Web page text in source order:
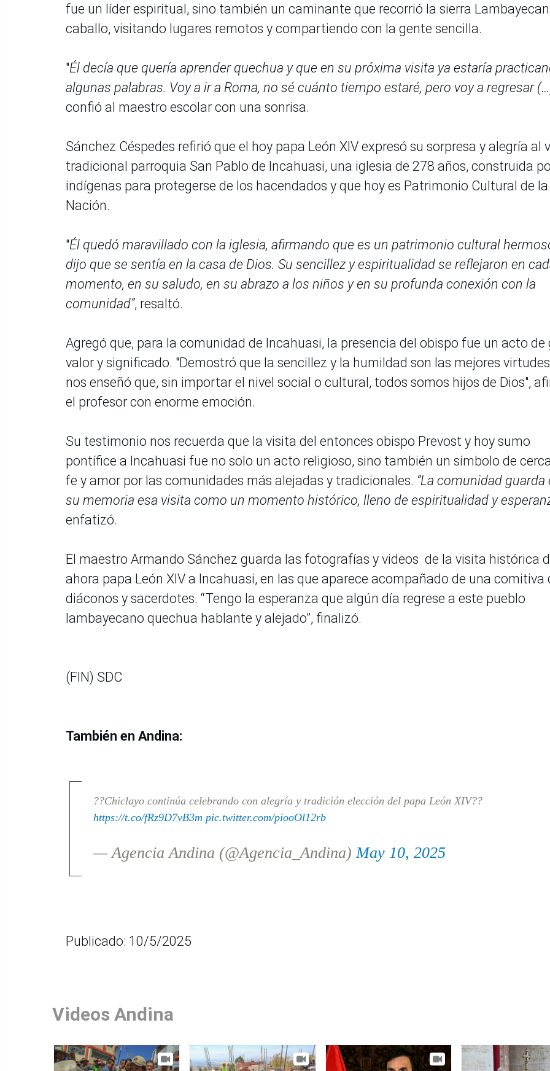
fue un líder espiritual, sino también un caminante que recorrió la sierra
caballo, visitando lugares remotos y compartiendo con la gente sencilla.
"Él decía que quería aprender quechua y que en su próxima visita ya estaría
algunas palabras. Voy a ir a Roma, no sé cuánto tiempo estaré, pero voy a regresar
confió al maestro escolar con una sonrisa.
Sánchez Céspedes refirió que el hoy papa León XIV expresó su sorpresa y alegría al
tradicional parroquia San Pablo de Incahuasi, una iglesia de 278 años, construida
indígenas para protegerse de los hacendados y que hoy es Patrimonio Cultural de la
Nación.
"Él quedó maravillado con la iglesia, afirmando que es un patrimonio cultural
dijo que se sentía en la casa de Dios. Su sencillez y espiritualidad se reflejaron en
momento, en su saludo, en su abrazo a los niños y en su profunda conexión con la
comunidad”, resaltó.
Agregó que, para la comunidad de Incahuasi, la presencia del obispo fue un acto de
valor y significado. "Demostró que la sencillez y la humildad son las mejores
nos enseñó que, sin importar el nivel social o cultural, todos somos hijos de Dios",
el profesor con enorme emoción.
Su testimonio nos recuerda que la visita del entonces obispo Prevost y hoy sumo
pontífice a Incahuasi fue no solo un acto religioso, sino también un símbolo de
fe y amor por las comunidades más alejadas y tradicionales. “La comunidad guarda
su memoria esa visita como un momento histórico, lleno de espiritualidad y
enfatizó.
El maestro Armando Sánchez guarda las fotografías y videos de la visita histórica
ahora papa León XIV a Incahuasi, en las que aparece acompañado de una comitiva
diáconos y sacerdotes. “Tengo la esperanza que algún día regrese a este pueblo
lambayecano quechua hablante y alejado”, finalizó.
(FIN) SDC
También en Andina:
??Chiclayo continúa celebrando con alegría y tradición elección del papa León XIV??
https://t.co/fRz9D7vB3m pic.twitter.com/piooOl12rb
— Agencia Andina (@Agencia_Andina)May 10, 2025
Publicado: 10/5/2025
Videos Andina